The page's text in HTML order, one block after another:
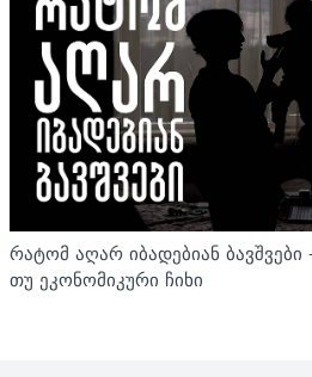
რატომ აღარ იბადებიან
თუ ეკონომიკური ჩიხი